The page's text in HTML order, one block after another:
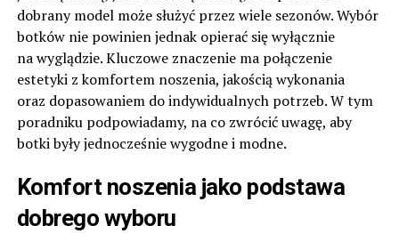
dobrany model może służyć przez wiele sezonów. Wybór
botków nie powinien jednak opierać się wyłącznie
na wyglądzie. Kluczowe znaczenie ma połączenie
estetyki z komfortem noszenia, jakością wykonania
oraz dopasowaniem do indywidualnych potrzeb. W tym
poradniku podpowiadamy, na co zwrócić uwagę, aby
botki były jednocześnie wygodne i modne.
Komfort noszenia jako podstawa
dobrego wyboru